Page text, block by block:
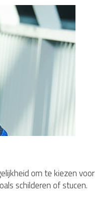
om te kiezen voor
schilderen of stucen.